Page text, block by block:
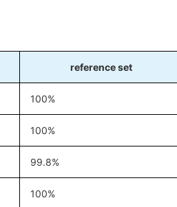
reference set
100%
100%
99.8%
100%